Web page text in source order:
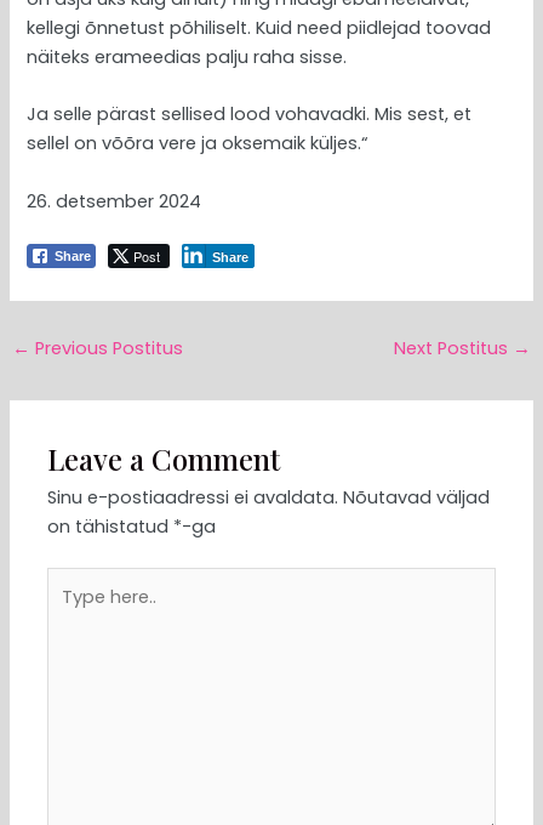
kellegi õnnetust põhiliselt. Kuid need piidlejad toovad
näiteks erameedias palju raha sisse.
Ja selle pärast sellised lood vohavadki. Mis sest, et
sellel on võõra vere ja oksemaik küljes.“
26. detsember 2024
Share Post Share
← Previous Postitus Next Postitus →
Leave a Comment
Sinu e-postiaadressi ei avaldata. Nõutavad väljad
on tähistatud *-ga
here..